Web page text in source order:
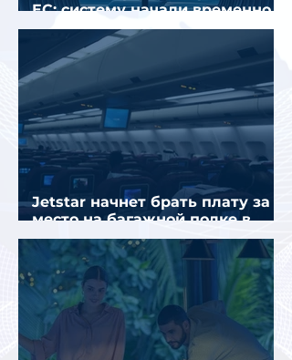
ЕС: систему начали временно
отключать
Jetstar начнет брать плату за
место на багажной полке в
салоне самолета